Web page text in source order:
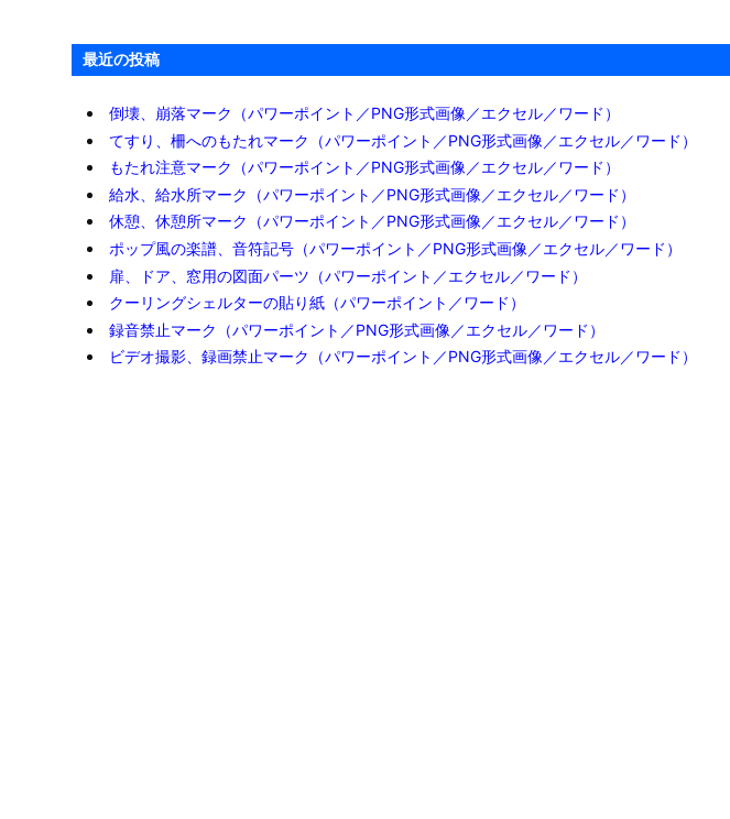
最近の投稿
倒壊、崩落マーク（パワーポイント／PNG形式画像／エクセル／ワード）
てすり、柵へのもたれマーク（パワーポイント／PNG形式画像／エクセル／ワード）
もたれ注意マーク（パワーポイント／PNG形式画像／エクセル／ワード）
給水、給水所マーク（パワーポイント／PNG形式画像／エクセル／ワード）
休憩、休憩所マーク（パワーポイント／PNG形式画像／エクセル／ワード）
ポップ風の楽譜、音符記号（パワーポイント／PNG形式画像／エクセル／ワード）
扉、ドア、窓用の図面パーツ（パワーポイント／エクセル／ワード）
クーリングシェルターの貼り紙（パワーポイント／ワード）
録音禁止マーク（パワーポイント／PNG形式画像／エクセル／ワード）
ビデオ撮影、録画禁止マーク（パワーポイント／PNG形式画像／エクセル／ワード）